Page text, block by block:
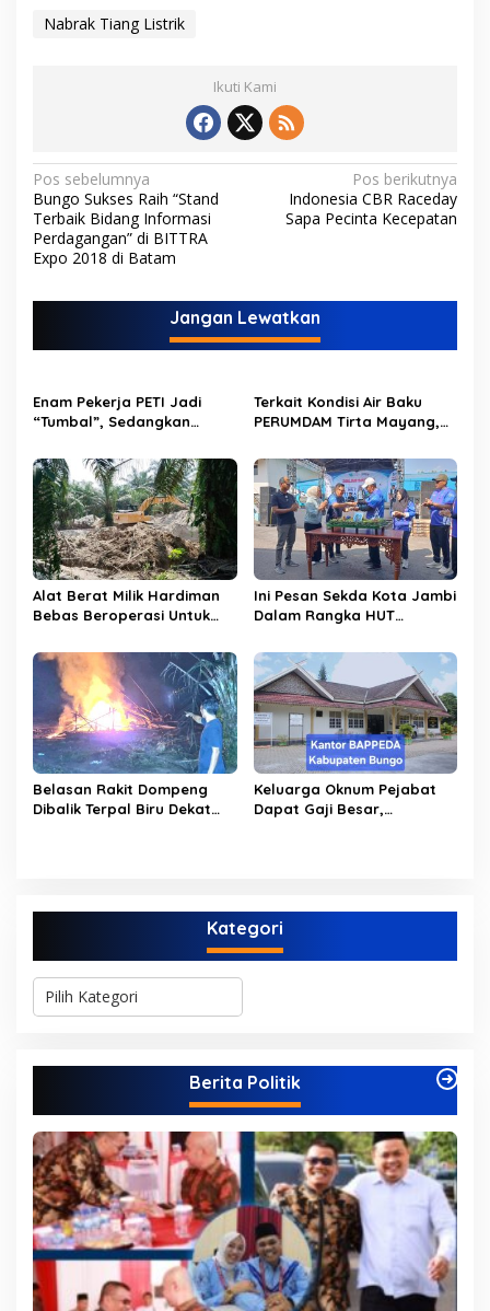
Nabrak Tiang Listrik
Ikuti Kami
N
a
v
g
i
p
o
s
Pos sebelumnya
Bungo Sukses Raih “Stand
Terbaik Bidang Informasi
Perdagangan” di BITTRA
Expo 2018 di Batam
Pos berikutnya
Indonesia CBR Raceday
Sapa Pecinta Kecepatan
Jangan Lewatkan
Enam Pekerja PETI Jadi
“Tumbal”, Sedangkan
Limbur Lubuk Mengkuang
Kembali Beroperasi
Terkait Kondisi Air Baku
PERUMDAM Tirta Mayang,
PERUMDAM
Alat Berat Milik Hardiman
Bebas Beroperasi Untuk
Dusun Lembah Kuamang
Ini Pesan Sekda Kota Jambi
Dalam Rangka HUT
52
Belasan Rakit Dompeng
Dibalik Terpal Biru Dekat
Keluarga Oknum Pejabat
Dapat Gaji Besar,
Kategori
K
g
Berita Politik